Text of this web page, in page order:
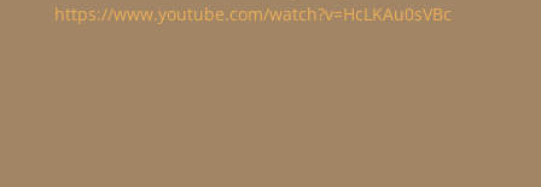
https://www.youtube.com/watch?v=HcLKAu0sVBc